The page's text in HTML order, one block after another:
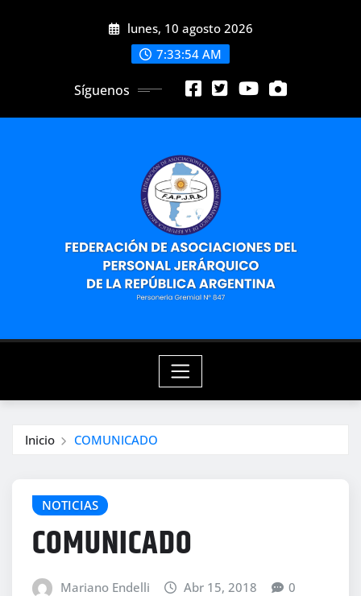
lunes, 10 agosto 2026
7:33:56 AM
Síguenos
Inicio COMUNICADO
NOTICIAS
COMUNICADO
Mariano Endelli Abr 15, 2018 0